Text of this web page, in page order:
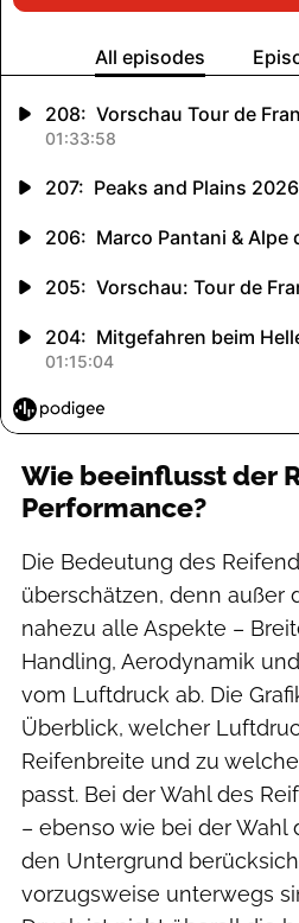
Wie beeinflusst der
Performance?
Die Bedeutung des
überschätzen, denn außer
nahezu alle Aspekte –
Handling, Aerodynamik
vom Luftdruck ab. Die
Überblick, welcher
Reifenbreite und zu
passt. Bei der Wahl des
– ebenso wie bei der Wahl
den Untergrund
vorzugsweise unterwegs